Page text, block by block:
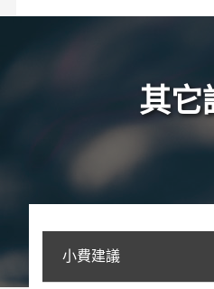
其它
小費建議